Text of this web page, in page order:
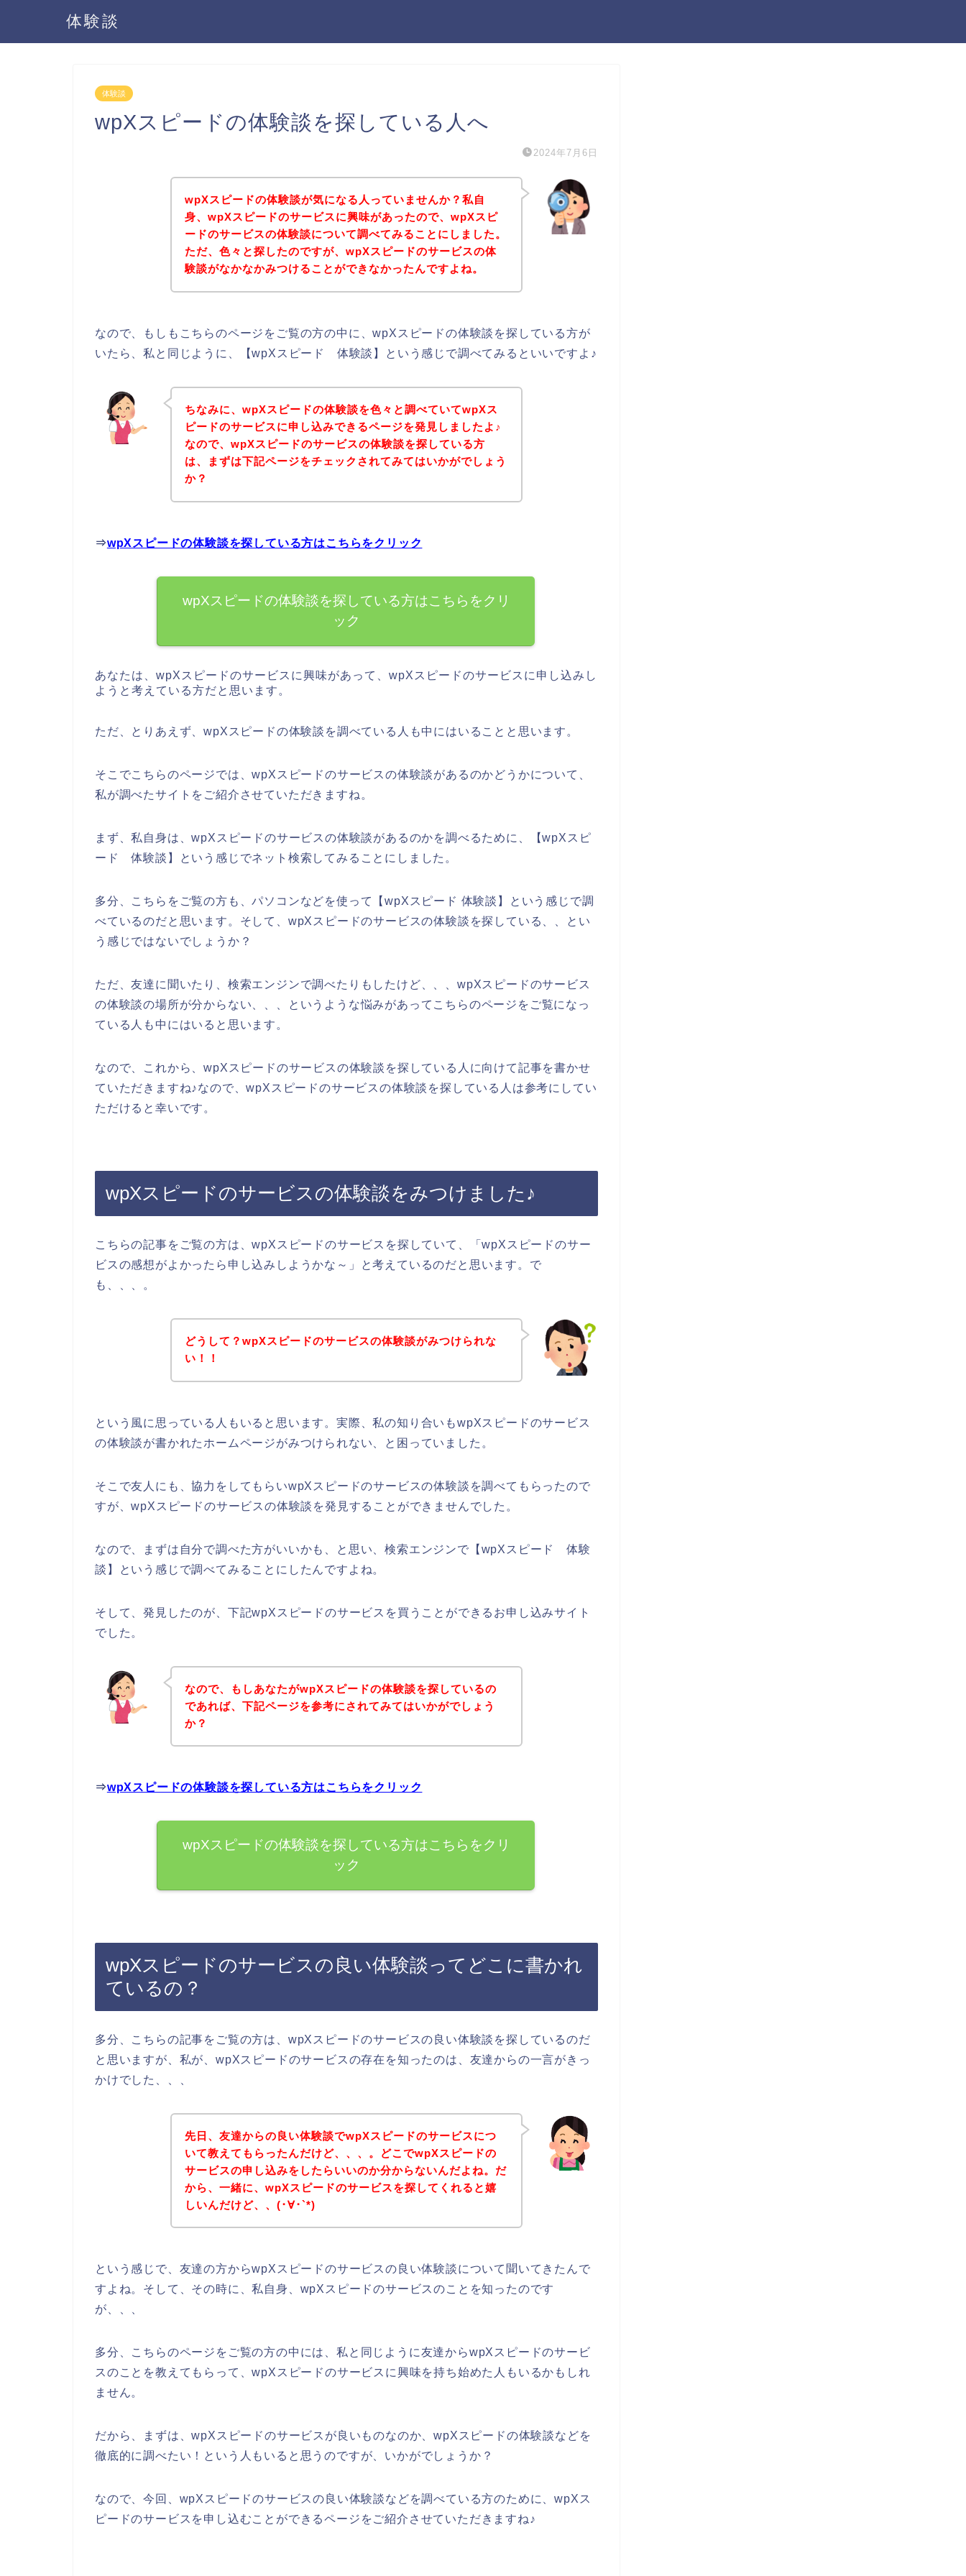
体験談
体験談
wpXスピードの体験談を探している人へ
2024年7月6日
wpXスピードの体験談が気になる人っていませんか？私自
身、wpXスピードのサービスに興味があったので、wpXスピ
ードのサービスの体験談について調べてみることにしました。
ただ、色々と探したのですが、wpXスピードのサービスの体
験談がなかなかみつけることができなかったんですよね。
なので、もしもこちらのページをご覧の方の中に、wpXスピードの体験談を探している方が
いたら、私と同じように、【wpXスピード 体験談】という感じで調べてみるといいですよ♪
ちなみに、wpXスピードの体験談を色々と調べていてwpXス
ピードのサービスに申し込みできるページを発見しましたよ♪
なので、wpXスピードのサービスの体験談を探している方
は、まずは下記ページをチェックされてみてはいかがでしょう
か？
⇒wpXスピードの体験談を探している方はこちらをクリック
wpXスピードの体験談を探している方はこちらをクリ
ック
あなたは、wpXスピードのサービスに興味があって、wpXスピードのサービスに申し込みし
ようと考えている方だと思います。
ただ、とりあえず、wpXスピードの体験談を調べている人も中にはいることと思います。
そこでこちらのページでは、wpXスピードのサービスの体験談があるのかどうかについて、
私が調べたサイトをご紹介させていただきますね。
まず、私自身は、wpXスピードのサービスの体験談があるのかを調べるために、【wpXスピ
ード 体験談】という感じでネット検索してみることにしました。
多分、こちらをご覧の方も、パソコンなどを使って【wpXスピード 体験談】という感じで調
べているのだと思います。そして、wpXスピードのサービスの体験談を探している、、とい
う感じではないでしょうか？
ただ、友達に聞いたり、検索エンジンで調べたりもしたけど、、、wpXスピードのサービス
の体験談の場所が分からない、、、というような悩みがあってこちらのページをご覧になっ
ている人も中にはいると思います。
なので、これから、wpXスピードのサービスの体験談を探している人に向けて記事を書かせ
ていただきますね♪なので、wpXスピードのサービスの体験談を探している人は参考にしてい
ただけると幸いです。
wpXスピードのサービスの体験談をみつけました♪
こちらの記事をご覧の方は、wpXスピードのサービスを探していて、「wpXスピードのサー
ビスの感想がよかったら申し込みしようかな～」と考えているのだと思います。で
も、、、。
どうして？wpXスピードのサービスの体験談がみつけられな
い！！
という風に思っている人もいると思います。実際、私の知り合いもwpXスピードのサービス
の体験談が書かれたホームページがみつけられない、と困っていました。
そこで友人にも、協力をしてもらいwpXスピードのサービスの体験談を調べてもらったので
すが、wpXスピードのサービスの体験談を発見することができませんでした。
なので、まずは自分で調べた方がいいかも、と思い、検索エンジンで【wpXスピード 体験
談】という感じで調べてみることにしたんですよね。
そして、発見したのが、下記wpXスピードのサービスを買うことができるお申し込みサイト
でした。
なので、もしあなたがwpXスピードの体験談を探しているの
であれば、下記ページを参考にされてみてはいかがでしょう
か？
⇒wpXスピードの体験談を探している方はこちらをクリック
wpXスピードの体験談を探している方はこちらをクリ
ック
wpXスピードのサービスの良い体験談ってどこに書かれ
ているの？
多分、こちらの記事をご覧の方は、wpXスピードのサービスの良い体験談を探しているのだ
と思いますが、私が、wpXスピードのサービスの存在を知ったのは、友達からの一言がきっ
かけでした、、、
先日、友達からの良い体験談でwpXスピードのサービスにつ
いて教えてもらったんだけど、、、。どこでwpXスピードの
サービスの申し込みをしたらいいのか分からないんだよね。だ
から、一緒に、wpXスピードのサービスを探してくれると嬉
しいんだけど、、(･∀･`*)
という感じで、友達の方からwpXスピードのサービスの良い体験談について聞いてきたんで
すよね。そして、その時に、私自身、wpXスピードのサービスのことを知ったのです
が、、、
多分、こちらのページをご覧の方の中には、私と同じように友達からwpXスピードのサービ
スのことを教えてもらって、wpXスピードのサービスに興味を持ち始めた人もいるかもしれ
ません。
だから、まずは、wpXスピードのサービスが良いものなのか、wpXスピードの体験談などを
徹底的に調べたい！という人もいると思うのですが、いかがでしょうか？
なので、今回、wpXスピードのサービスの良い体験談などを調べている方のために、wpXス
ピードのサービスを申し込むことができるページをご紹介させていただきますね♪